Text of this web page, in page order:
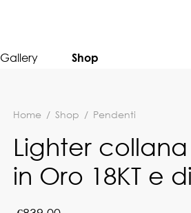
Gallery Shop
Home / Shop / Pendenti
Lighter
in Oro 18KT e